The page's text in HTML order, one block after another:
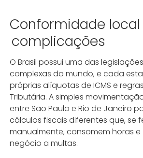
Conformidade
complicações
O Brasil possui uma das
complexas do mundo, e cada
próprias alíquotas de ICMS e
Tributária. A simples
entre São Paulo e Rio de Janeiro
cálculos fiscais diferentes que, se
manualmente, consomem horas e
negócio a multas.